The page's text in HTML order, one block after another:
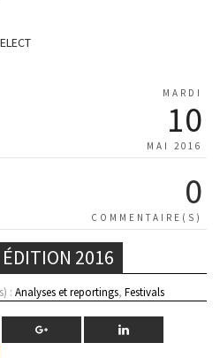
MARDI
10
MAI 2016
0
COMMENTAIRE(S)
2016
: Analyses et reportings, Festivals